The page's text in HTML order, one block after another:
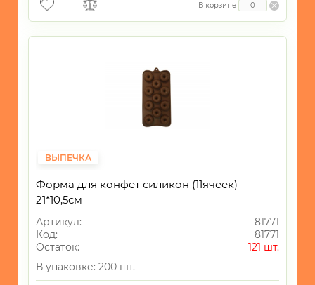
В корзине
ВЫПЕЧКА
Форма для конфет силикон (11ячеек)
21*10,5см
Артикул:
81771
Код:
81771
Остаток:
121 шт.
В упаковке: 200 шт.